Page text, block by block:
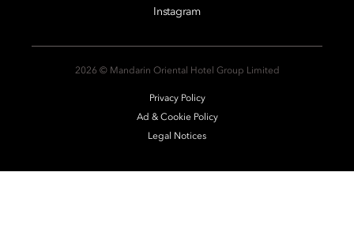
Instagram
2026 © Mandarin Oriental Hotel Group Limited
Privacy Policy
Ad & Cookie Policy
Legal Notices